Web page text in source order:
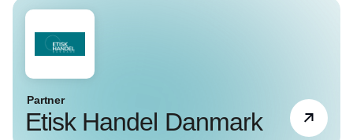
Partner
Etisk Handel Danmark